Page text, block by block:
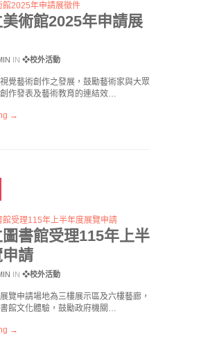
術館2025年申請展
IN ❖校外活動
覺藝術創作之發展，鼓勵藝術家與大眾
作發表及藝術教育的連結效…
→
書館受理115年上半
請
IN ❖校外活動
覽申請場地為三樓展示區及六樓藝廊，
館文化體驗，鼓勵政府機關…
→